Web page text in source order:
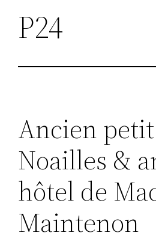
P24
Ancien
Noailles &
hôtel de
Maintenon